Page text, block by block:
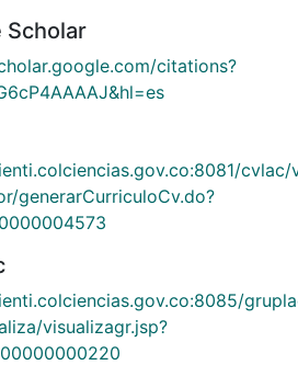
Scholar
citations?
cvlac/
generarCurriculoCv.do?
visualizagr.jsp?